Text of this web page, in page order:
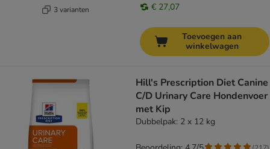
3 varianten € 27,07
Toevoegen aan
winkelwagen
Hill's Prescription Diet Canine
C/D Urinary Care Hondenvoer
met Kip
Dubbelpak: 2 x 12 kg